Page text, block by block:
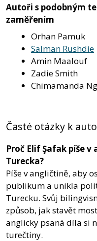
Autoři s podobným
zaměřením
Orhan Pamuk
Salman Rushdie
Amin Maalouf
Zadie Smith
Chimamanda
Časté otázky k
Proč Elif Şafak píše
Turecka?
Píše v angličtině, aby
publikum a unikla
Turecku. Svůj
způsob, jak stavět
anglicky psaná díla si
turečtiny.